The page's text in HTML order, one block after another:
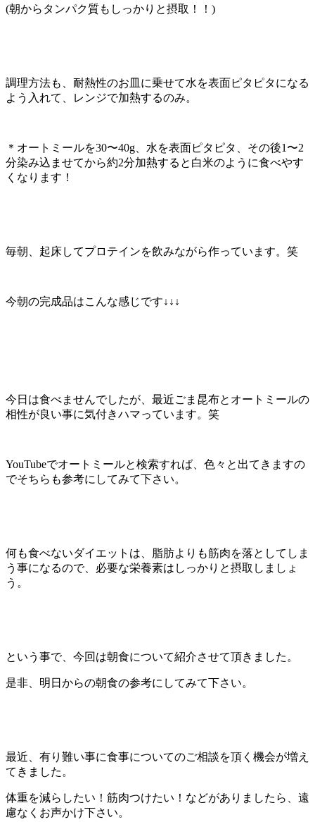
(朝からタンパク質もしっかりと摂取！！)
調理方法も、耐熱性のお皿に乗せて水を表面ピタピタになる
よう入れて、レンジで加熱するのみ。
＊オートミールを30〜40g、水を表面ピタピタ、その後1〜2
分染み込ませてから約2分加熱すると白米のように食べやす
くなります！
毎朝、起床してプロテインを飲みながら作っています。笑
今朝の完成品はこんな感じです↓↓↓
今日は食べませんでしたが、最近ごま昆布とオートミールの
相性が良い事に気付きハマっています。笑
YouTubeでオートミールと検索すれば、色々と出てきますの
でそちらも参考にしてみて下さい。
何も食べないダイエットは、脂肪よりも筋肉を落としてしま
う事になるので、必要な栄養素はしっかりと摂取しましょ
う。
という事で、今回は朝食について紹介させて頂きました。
是非、明日からの朝食の参考にしてみて下さい。
最近、有り難い事に食事についてのご相談を頂く機会が増え
てきました。
体重を減らしたい！筋肉つけたい！などがありましたら、遠
慮なくお声かけ下さい。